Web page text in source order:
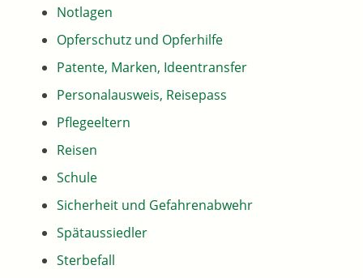
Notlagen
Opferschutz und Opferhilfe
Patente, Marken, Ideentransfer
Personalausweis, Reisepass
Pflegeeltern
Reisen
Schule
Sicherheit und Gefahrenabwehr
Spätaussiedler
Sterbefall